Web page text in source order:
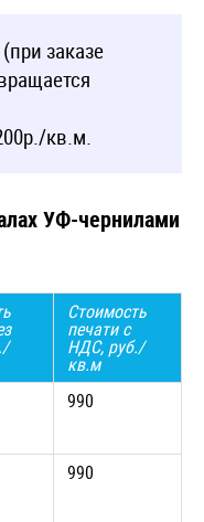
заказе
кв.м.
УФ-чернилами
Стоимость
печати с
НДС, руб./
кв.м
990
990